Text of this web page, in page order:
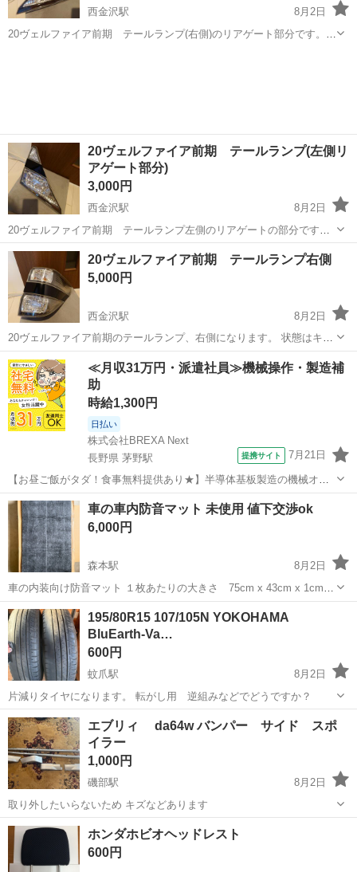
西金沢駅
8月2日
20ヴェルファイア前期 テールランプ(右側)のリアゲート部分です。
20ヴェルファイア前期 テールランプ(左側リ
アゲート部分)
3,000円
西金沢駅
8月2日
20ヴェルファイア前期 テールランプ左側のリアゲートの部分です。
不要になった為、出品します。 他サイトでも出品してますので、問い
合わせ頂いたタイミングで売れてしまっている可能性もあります。
石川 金沢市 西金沢駅 パーツ テール
20ヴェルファイア前期 テールランプ右側
5,000円
西金沢駅
8月2日
20ヴェルファイア前期のテールランプ、右側になります。 状態はキレ
イで、パッと見、大きな傷はありません。 不要になった為、出品しま
す。 他サイトでも出品してますので、問い合わせ頂いたタイミングで
売れてしまっている可能性も...
石川 金沢市 西金沢駅 パーツ
≪月収31万円・派遣社員≫機械操作・製造補
助
時給1,300円
日払い
株式会社BREXA Next
長野県 茅野駅
提携サイト 7月21日
【お昼ご飯がタダ！食事無料提供あり★】半導体基板製造の機械オペ
レーターや検査作業！未経験活躍中★カップル＆友達同士の応募OK！
赴任旅費会社負担★嬉しい無料送迎◎正社員登用制度あり！マイカー
通勤OK！無料駐車場完備！《長野県茅...
長野 茅野市 茅野駅 その他
車の車内防音マット 未使用 値下交渉ok
6,000円
森本駅
8月2日
車の内装向け防音マット １枚あたりの大きさ 75cm x 43cm x 1cm
合計２枚 お値段は２枚合わせてでのものです 交渉賜ります 裏面がシ
ールになっています 車の防音施工用にとっておいたのですが使いませ
んでした 定価...
石川 金沢市
195/80R15 107/105N YOKOHAMA
BluEarth-Va…
600円
蚊爪駅
8月2日
片減りタイヤになります。 転がし用 逆組みなどでどうですか？
石川 金沢市 蚊爪駅 タイヤ、ホイール
エブリィ da64w バンパー サイド スポ
イラー
1,000円
磯部駅
8月2日
取り外したいらないため キズなどあります
石川 金沢市 磯部駅 外装、車外用品
ホンダホビオヘッドレスト
600円